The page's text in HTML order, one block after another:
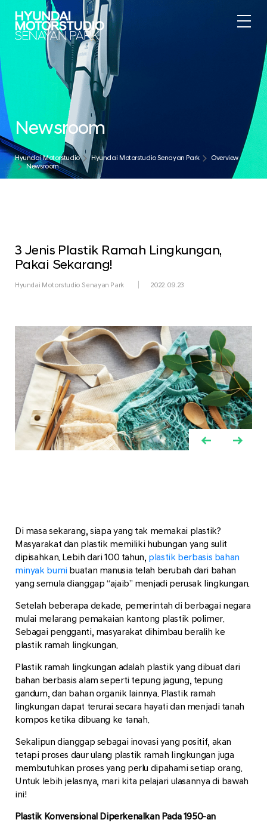
Newsroom
Hyundai Motorstudio Hyundai Motorstudio Senayan Park
Overview
Newsroom
3 Jenis Plastik Ramah Lingkungan,
Pakai Sekarang!
Hyundai Motorstudio Senayan Park 2022.09.23
Di masa sekarang, siapa yang tak memakai plastik?
Masyarakat dan plastik memiliki hubungan yang sulit
dipisahkan. Lebih dari 100 tahun, plastik berbasis bahan
minyak bumi buatan manusia telah berubah dari bahan
yang semula dianggap “ajaib” menjadi perusak lingkungan.
Setelah beberapa dekade, pemerintah di berbagai negara
mulai melarang pemakaian kantong plastik polimer.
Sebagai pengganti, masyarakat dihimbau beralih ke
plastik ramah lingkungan.
Plastik ramah lingkungan adalah plastik yang dibuat dari
bahan berbasis alam seperti tepung jagung, tepung
gandum, dan bahan organik lainnya. Plastik ramah
lingkungan dapat terurai secara hayati dan menjadi tanah
kompos ketika dibuang ke tanah.
Sekalipun dianggap sebagai inovasi yang positif, akan
tetapi proses daur ulang plastik ramah lingkungan juga
membutuhkan proses yang perlu dipahami setiap orang.
Untuk lebih jelasnya, mari kita pelajari ulasannya di bawah
ini!
Plastik Konvensional Diperkenalkan Pada 1950-an